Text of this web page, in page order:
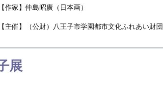
【作家】仲島昭廣（日本画）
【主催】（公財）八王子市学園都市文化ふれあい
展